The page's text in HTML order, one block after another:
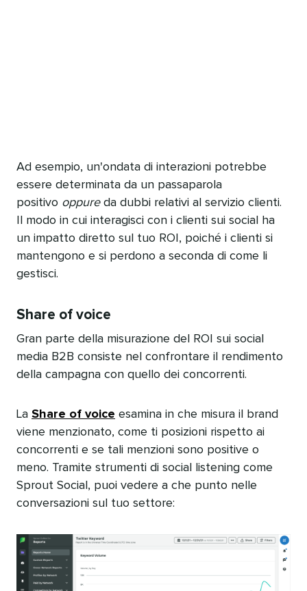
Ad esempio, un'ondata di interazioni potrebbe
essere determinata da un passaparola
positivo oppureda dubbi relativi al servizio clienti.
Il modo in cui interagisci con i clienti sui social ha
un impatto diretto sul tuo ROI, poiché i clienti si
mantengono e si perdono a seconda di come li
gestisci.​​
Share of voice​​
Gran parte della misurazione del ROI sui social
media B2B consiste nel confrontare il rendimento
della campagna con quello dei concorrenti.​​
La Share of voice esamina in che misura il brand
viene menzionato, come ti posizioni rispetto ai
concorrenti e se tali menzioni sono positive o
meno. Tramite strumenti di social listening come
Sprout Social, puoi vedere a che punto nelle
conversazioni sul tuo settore:​​